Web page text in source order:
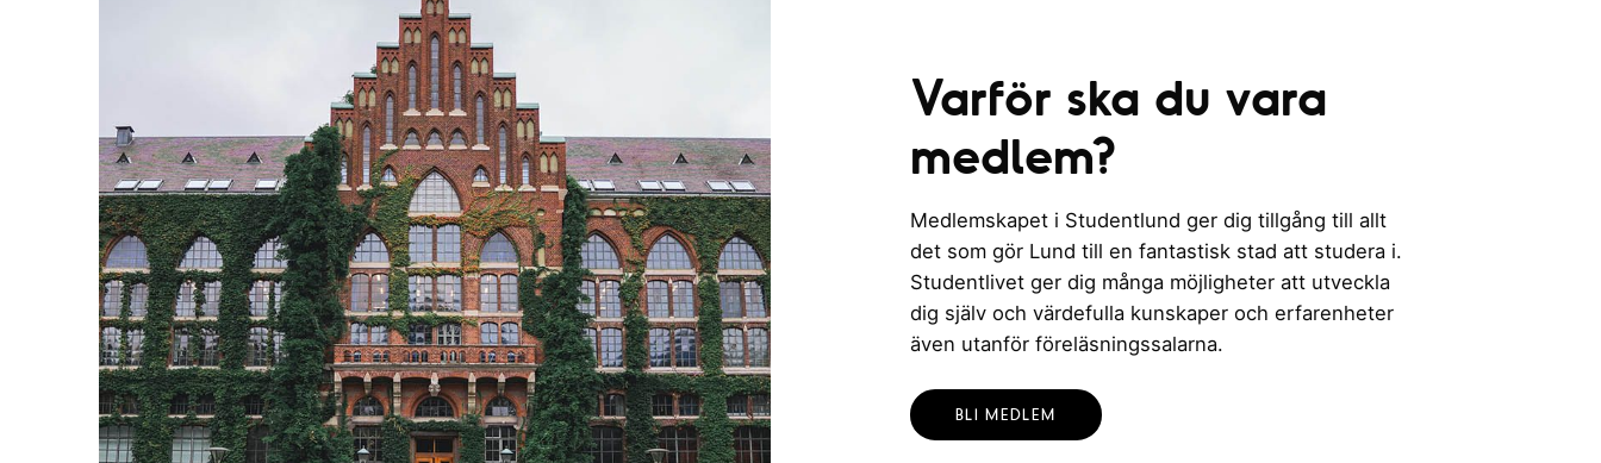
Varför ska du vara
medlem?
Medlemskapet i Studentlund ger dig tillgång till allt
det som gör Lund till en fantastisk stad att studera i.
Studentlivet ger dig många möjligheter att utveckla
dig själv och värdefulla kunskaper och erfarenheter
även utanför föreläsningssalarna.
BLI MEDLEM